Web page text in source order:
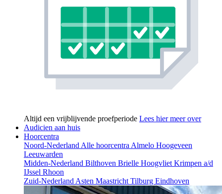
Altijd een vrijblijvende proefperiode Lees hier meer over
Audicien aan huis
Hoorcentra
Noord-NederlandAlle hoorcentraAlmelo Hoogeveen
Leeuwarden
Midden-Nederland Bilthoven Brielle HoogvlietKrimpen a/d
IJssel Rhoon
Zuid-NederlandAsten MaastrichtTilburg Eindhoven